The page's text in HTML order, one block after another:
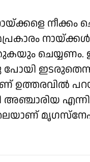
നീക്കം
ചെയ്യണം.
ഉത്തരവില്‍
അഞ്ചാരിയ